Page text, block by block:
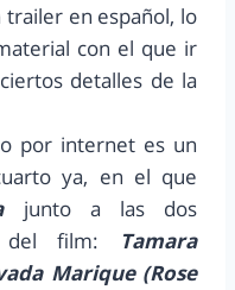
en español, lo
con el que ir
detalles de la
por internet es un
ya, en el que
junto a las dos
del film:
Tamara
Marique (Rose